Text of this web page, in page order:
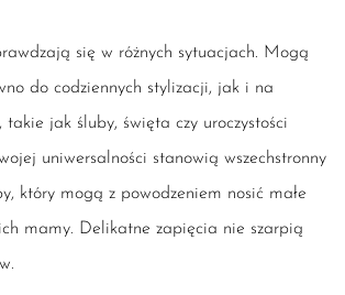
się w różnych sytuacjach. Mogą
do codziennych stylizacji, jak i na
takie jak śluby, święta czy uroczystości
uniwersalności stanowią wszechstronny
który mogą z powodzeniem nosić małe
mamy. Delikatne zapięcia nie szarpią